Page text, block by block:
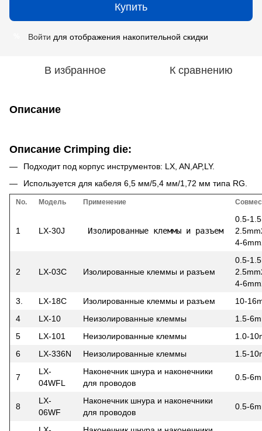
Купить
Войти для отображения накопительной скидки
В избранное К сравнению
Описание
Описание Crimping die:
Подходит под корпус инструментов: LX, AN,AP,LY.
Используется для кабеля 6,5 мм/5,4 мм/1,72 мм типа RG.
No. Модель Применение
1 LX-30J Изолированные клеммы и разъем
0.5-
4-
2 LX-03C Изолированные клеммы и разъем
0.5-
4-
3.
LX-18C Изолированные клеммы и разъем
10-
4
LX-10 Неизолированные клеммы
1.5-
5
LX-101 Неизолированные клеммы
1.0-
6
LX-336N Неизолированные клеммы 1.5-
7
LX-
04WFL
Наконечник шнура и наконечники
для проводов
0.5-
8
LX-
06WF
Наконечник шнура и наконечники
для проводов
0.5-